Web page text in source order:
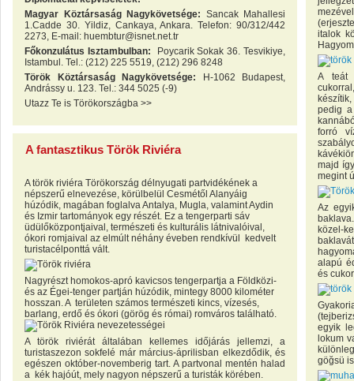
Magyar Köztársaság Nagykövetsége: Sancak Mahallesi
1.Cadde 30. Yildiz, Cankaya, Ankara. Telefon: 90/312/442
2273, E-mail: huembtur@isnet.net.tr
Főkonzulátus Isztambulban:
Poycarik Sokak 36. Tesvikiye,
Istambul. Tel.: (212) 225 5519, (212) 296 8248
Török Köztársaság Nagykövetsége: H-1062 Budapest,
Andrássy u. 123. Tel.: 344 5025 (-9)
Utazz Te is Törökországba >>
A fantasztikus Török Riviéra
A török riviéra Törökország délnyugati partvidékének a
népszerű elnevezése, körülbelül Cesmétől Alanyáig
húzódik, magában foglalva Antalya, Mugla, valamint Aydin
és Izmir tartományok egy részét. Ez a tengerparti sáv
üdülőközpontjaival, természeti és kulturális látnivalóival,
ókori romjaival az elmúlt néhány éveben rendkívül kedvelt
turistacélponttá vált.
Nagyrészt homokos-apró kavicsos tengerpartja a Földközi-
és az Égei-tenger partján húzódik, mintegy 8000 kilométer
hosszan. A területen számos természeti kincs, vízesés,
barlang, erdő és ókori (görög és római) romváros található.
A török riviérát általában kellemes időjárás jellemzi, a
turistaszezon sokfelé már március-áprilisban elkezdődik, és
egészen október-novemberig tart. A partvonal mentén halad
a kék hajóút, mely nagyon népszerű a turisták körében.
italok
A teát
pedig a
forró
majd
megint
Az
közel-
alapú
és
egyik
lokum
göğsü